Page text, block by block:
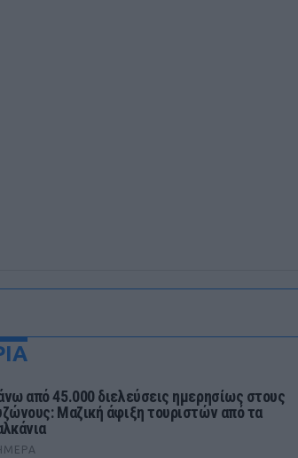
από 45.000 διελεύσεις ημερησίως στους
Μαζική άφιξη τουριστών από τα